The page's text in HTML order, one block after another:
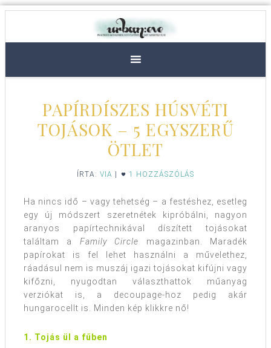
PAPÍRDÍSZES HÚSVÉTI
TOJÁSOK – 5 EGYSZERŰ
ÖTLET
ÍRTA: VIA 1 HOZZÁSZÓLÁS
Ha nincs idő – vagy tehetség – a festéshez, esetleg
egy új módszert szeretnétek kipróbálni, nagyon
aranyos papírtechnikával díszített tojásokat
találtam a Family Circle magazinban. Maradék
papírokat is fel lehet használni a művelethez,
ráadásul nem is muszáj igazi tojásokat kifújni vagy
kifőzni, nyugodtan választhattok műanyag
verziókat is, a decoupage-hoz pedig akár
hungarocellt is. Minden kép klikkre nő!
1. Tojás ül a fűben